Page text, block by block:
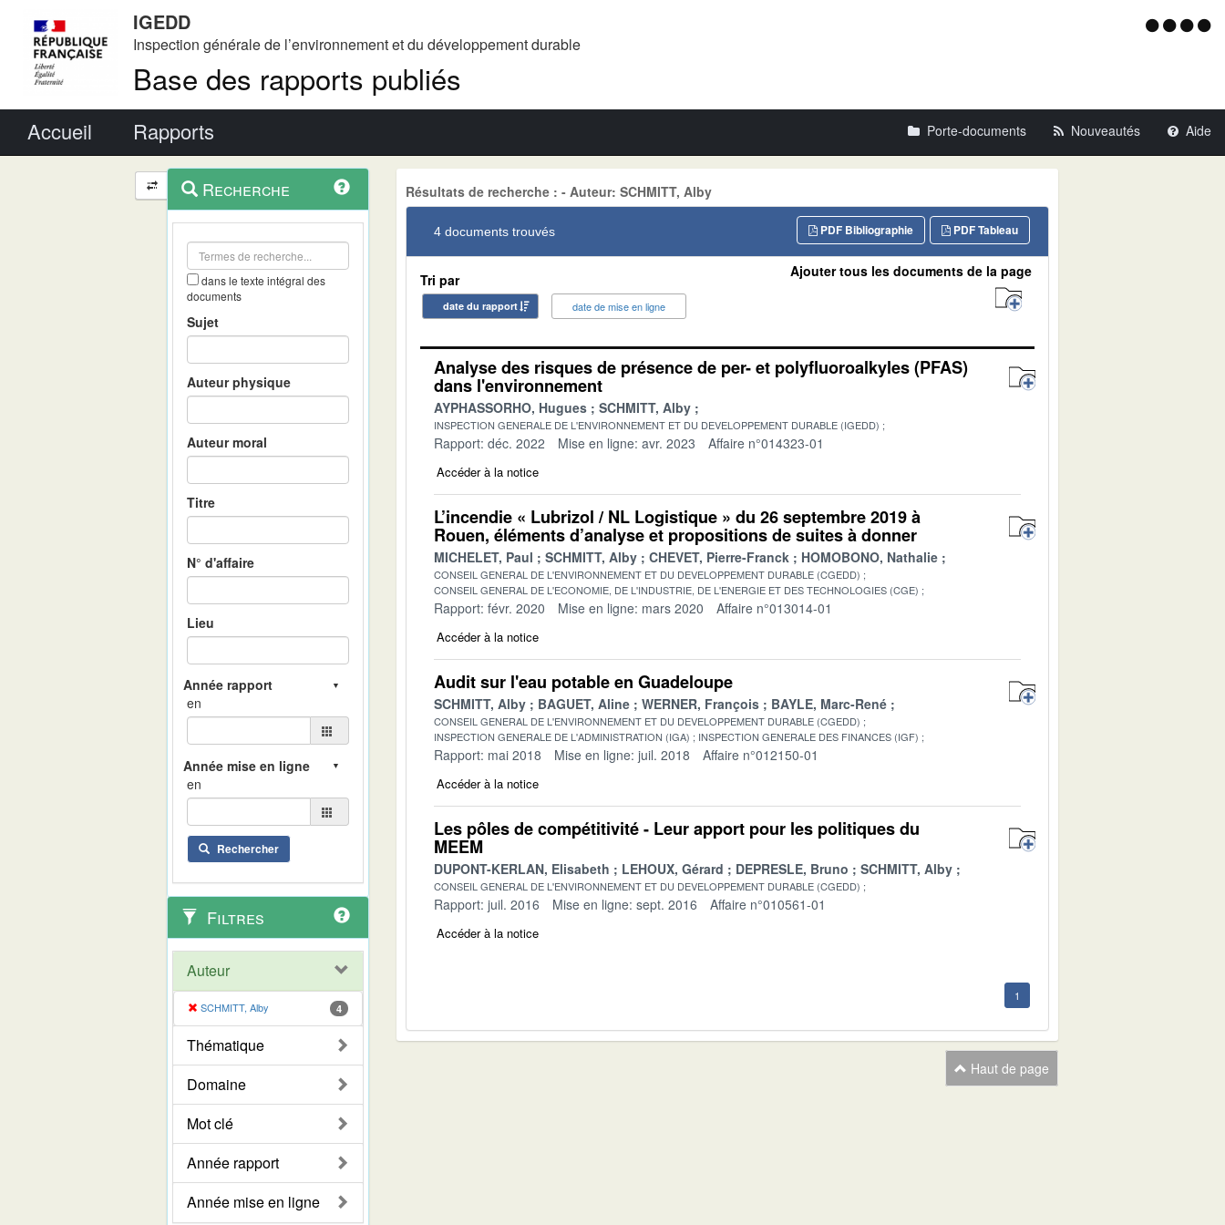
IGEDD
Inspection générale de l’environnement et du développement durable
Base des rapports publiés
Menu
Accueil Rapports Porte-documents Nouveautés Aide
Navigation
et
outils
contextuel
Recherche
dans le texte intégral des
documents
Sujet
Auteur physique
Auteur moral
Titre
N° d'affaire
Lieu
en
en
Rechercher
Filtres
Auteur
SCHMITT, Alby 4
Thématique
Domaine
Mot clé
Année rapport
Année mise en ligne
Résultats de recherche : - Auteur: SCHMITT, Alby
4 documents trouvés PDF Tableau
PDF Bibliographie
Tri par
date du rapport date de mise en ligne
Ajouter tous les documents de la page
Analyse des risques de présence de per- et polyfluoroalkyles (PFAS)
dans l'environnement
AYPHASSORHO, Hugues SCHMITT, Alby
INSPECTION GENERALE DE L'ENVIRONNEMENT ET DU DEVELOPPEMENT DURABLE (IGEDD)
Rapport: déc. 2022 Mise en ligne: avr. 2023 Affaire n°014323-01
Accéder à la notice
L’incendie « Lubrizol / NL Logistique » du 26 septembre 2019 à
Rouen, éléments d’analyse et propositions de suites à donner
MICHELET, Paul SCHMITT, Alby CHEVET, Pierre-Franck HOMOBONO, Nathalie
CONSEIL GENERAL DE L'ENVIRONNEMENT ET DU DEVELOPPEMENT DURABLE (CGEDD)
CONSEIL GENERAL DE L'ECONOMIE, DE L'INDUSTRIE, DE L'ENERGIE ET DES TECHNOLOGIES (CGE)
Rapport: févr. 2020 Mise en ligne: mars 2020 Affaire n°013014-01
Accéder à la notice
Audit sur l'eau potable en Guadeloupe
SCHMITT, Alby BAGUET, Aline WERNER, François BAYLE, Marc-René
CONSEIL GENERAL DE L'ENVIRONNEMENT ET DU DEVELOPPEMENT DURABLE (CGEDD)
INSPECTION GENERALE DE L'ADMINISTRATION (IGA)
INSPECTION GENERALE DES FINANCES (IGF)
Rapport: mai 2018 Mise en ligne: juil. 2018 Affaire n°012150-01
Accéder à la notice
Les pôles de compétitivité - Leur apport pour les politiques du
MEEM
DUPONT-KERLAN, Elisabeth LEHOUX, Gérard DEPRESLE, Bruno SCHMITT, Alby
CONSEIL GENERAL DE L'ENVIRONNEMENT ET DU DEVELOPPEMENT DURABLE (CGEDD)
Rapport: juil. 2016 Mise en ligne: sept. 2016 Affaire n°010561-01
Accéder à la notice
1
Haut de page